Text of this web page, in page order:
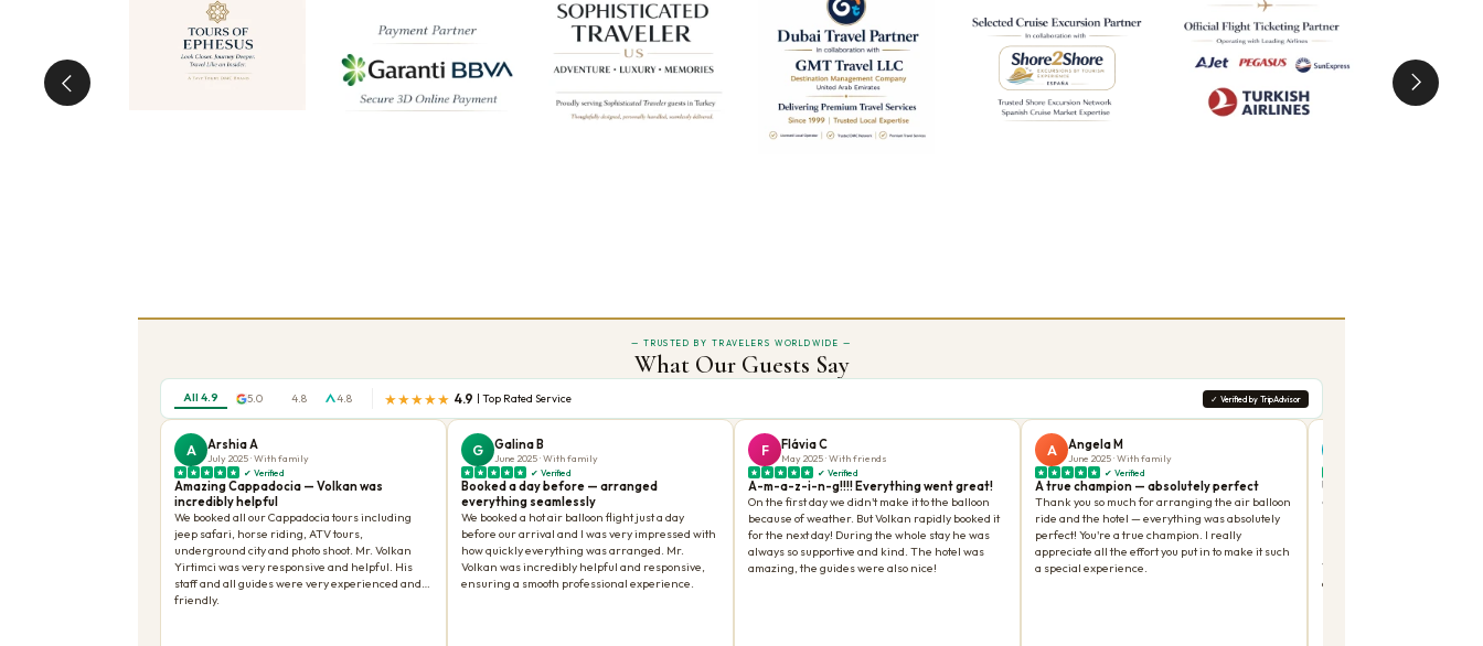
Босфоротделяет Европу от Азии и определяет силуэт Стамбула. Частный вечерний круиз на яхте по Босфору — одно из самых популярных дополнений к любой экскурсии по
Стамбулу, с видом на Дворец Долмабахче, Мечеть Ортакой и Мост Босфору.
Экскурсии по Кушадасы в Ефес
— это ворота к одному из самых важных археологических мест в Средиземноморье. Когда ваше судно швартуется в Кушадасы, вы всего в 20 минутах от
Дом Девы Мариирасположен на лесистом холме над Ефесом. Согласно традиции, здесь Мария провела свои последние годы, когда Апостол Иоанн привел ее в этот регион.
Храм Артемидыбыл одним из Семи чудес древнего мира. Сегодня осталась лишь одна колонна, но ваш гид поможет вам представить масштаб храма, который был в четыре
раза больше Парфенона в Афинах.
Деревня Сириндже
— очаровательное селение на холме, известное своими фруктовыми винами, оливковым маслом и традиционными каменными домами. Многие наши гости
предпочитают добавить Сириндже в свою экскурсию по Кушадасы для спокойного обеда с видами на Эгейское море после посещения Ефеса.
Гарантированное возвращение на ваш корабль
Это забота номер один для каждого пассажира круиза, заказывающего независимую экскурсию на берегу. Мы это прекрасно понимаем. За26 лет работы экскурсиями на
берегу мы ни разу не пропустили отправление судна.
Ваш гид будет следить за расписанием вашего судна в течение всего дня. Если возникнет непредвиденный трафик, задержка на месте или любая другая проблема, ваш маршрут
будет скорректирован на месте, чтобы убедиться, что вы вернётесь в порт с комфортным запасом времени.